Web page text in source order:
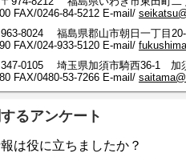
FAX/0246-84-5212 E-mail/
8024 福島県郡山市朝日一丁目
FAX/024-933-5120 E-mail/
347-0105 埼玉県加須市騎西36-1 加
FAX/0480-53-7266 E-mail/
るアンケート
は役に立ちましたか？